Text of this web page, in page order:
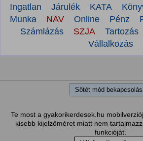
Ingatlan
Járulék KATA
Munka
NAV Online Pénz
Számlázás
SZJA Tartozás
Vállalkozás
Sötét mód
Te most a gyakorikerdesek.hu
kisebb kijelzőméret miatt nem
funkcióját.